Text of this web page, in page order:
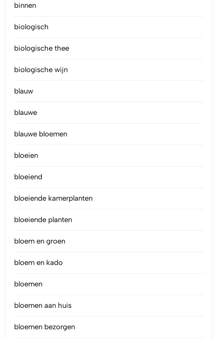
binnen
biologisch
biologische thee
biologische wijn
blauw
blauwe
blauwe bloemen
bloeien
bloeiend
bloeiende kamerplanten
bloeiende planten
bloem en groen
bloem en kado
bloemen
bloemen aan huis
bloemen bezorgen